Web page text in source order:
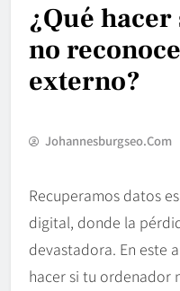
¿Qué
no
externo?
Johannesburgseo.com
Recuperamos datos
digital, donde la
devastadora. En este
hacer si tu ordenador